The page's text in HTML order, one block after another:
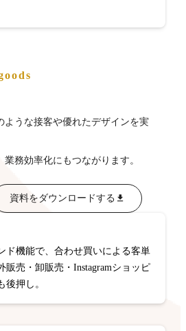
ような接客や優れたデザインを実
務効率化にもつながります。
資料をダウンロードする
ド機能で、合わせ買いによる客単
販売・卸販売・Instagramショッピ
後押し。